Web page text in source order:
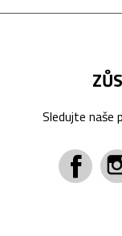
Sledujte naše